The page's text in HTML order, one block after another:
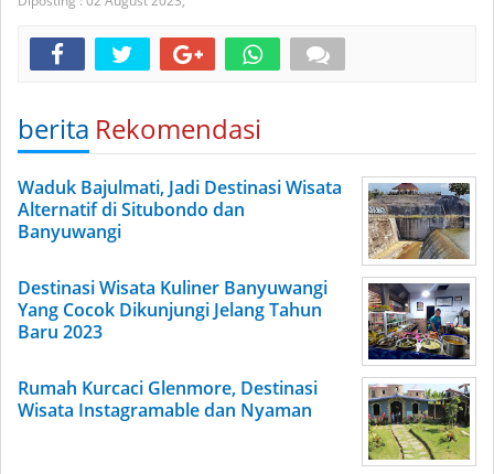
berita Rekomendasi
Waduk Bajulmati, Jadi Destinasi Wisata
Alternatif di Situbondo dan
Banyuwangi
Destinasi Wisata Kuliner Banyuwangi
Yang Cocok Dikunjungi Jelang Tahun
Baru 2023
Rumah Kurcaci Glenmore, Destinasi
Wisata Instagramable dan Nyaman